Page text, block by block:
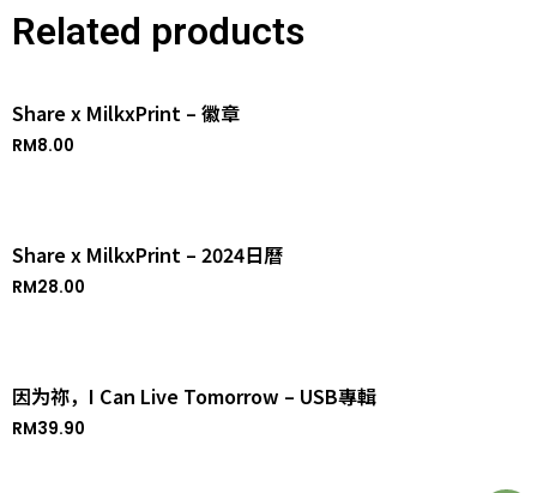
Related products
Share x MilkxPrint – 徽章
RM8.00
Share x MilkxPrint – 2024日曆
RM28.00
因为祢，I Can Live Tomorrow – USB專輯
RM39.90